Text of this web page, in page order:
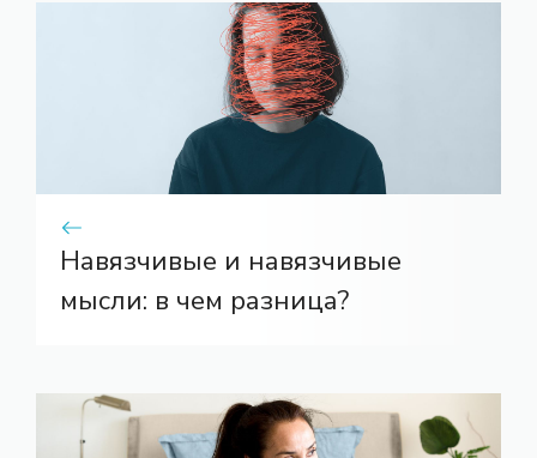
Навязчивые и навязчивые
мысли: в чем разница?